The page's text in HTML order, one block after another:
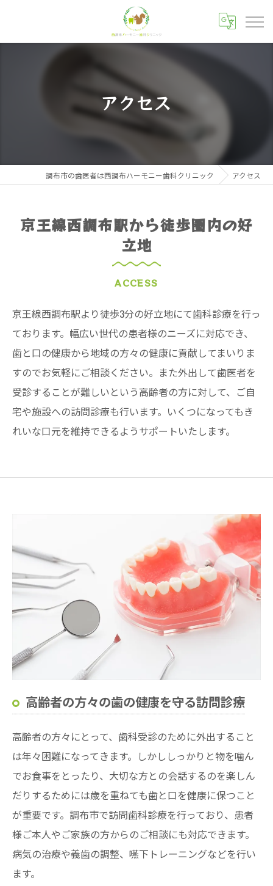
アクセス
調布市の歯医者は西調布ハーモニー歯科クリニック アクセス
京王線西調布駅から徒歩圏内の好
立地
ACCESS
京王線西調布駅より徒歩3分の好立地にて歯科診療を行っ
ております。幅広い世代の患者様のニーズに対応でき、
歯と口の健康から地域の方々の健康に貢献してまいりま
すのでお気軽にご相談ください。また外出して歯医者を
受診することが難しいという高齢者の方に対して、ご自
宅や施設への訪問診療も行います。いくつになってもき
れいな口元を維持できるようサポートいたします。
高齢者の方々の歯の健康を守る訪問診療
高齢者の方々にとって、歯科受診のために外出すること
は年々困難になってきます。しかししっかりと物を噛ん
でお食事をとったり、大切な方との会話するのを楽しん
だりするためには歳を重ねても歯と口を健康に保つこと
が重要です。調布市で訪問歯科診療を行っており、患者
様ご本人やご家族の方からのご相談にも対応できます。
病気の治療や義歯の調整、嚥下トレーニングなどを行い
ます。